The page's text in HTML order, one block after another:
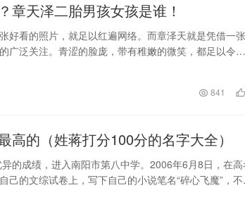
章天泽二胎男孩女孩是谁！
好看的照片，就足以红遍网络。而章泽天就是凭借一张
广泛关注。青涩的脸庞，带有稚嫩的微笑，都足以令人
841
高的（姓蒋打分100分的名字大全）
的成绩，进入南阳市第八中学。2006年6月8日，在高
己的文综试卷上，写下自己的小说笔名“碎心飞魔”，不